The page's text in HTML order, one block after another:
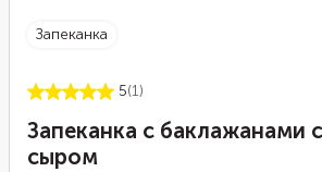
запеканка
5(1)
Запеканка с баклажанами
сыром